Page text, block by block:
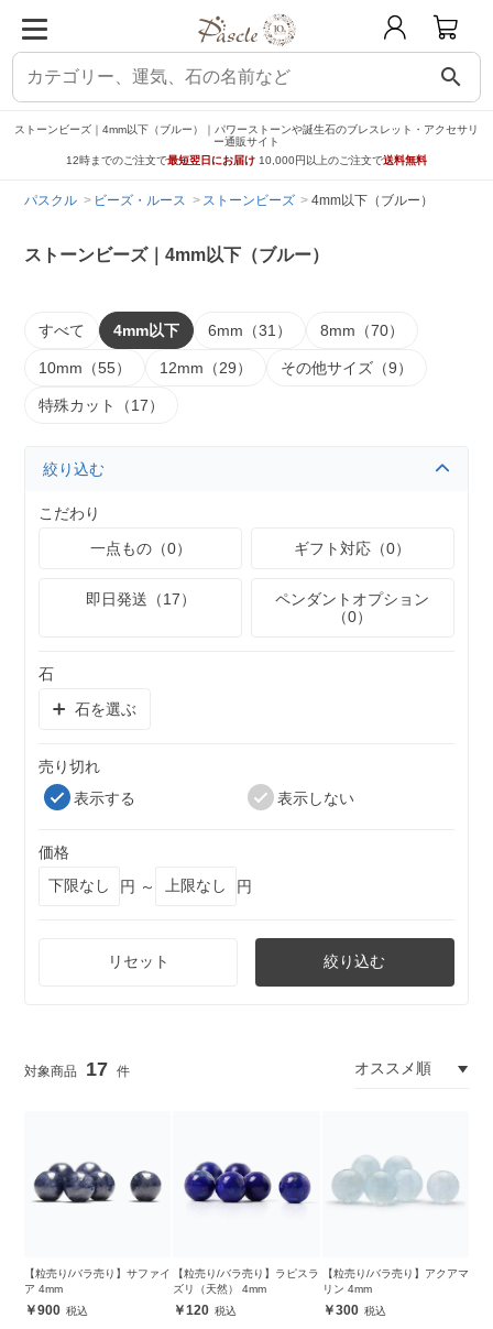
search
ストーンビーズ｜4mm以下（ブルー）｜パワーストーンや誕生石のブレスレット・アクセサリ
ー通販サイト
12時までのご注文で最短翌日にお届け 10,000円以上のご注文で送料無料
パスクル ビーズ・ルース ストーンビーズ 4mm以下（ブルー）
ストーンビーズ｜4mm以下（ブルー）
すべて 4mm以下 6mm（31） 8mm（70）
10mm（55） 12mm（29） その他サイズ（9）
特殊カット（17）
絞り込む
こだわり
一点もの（0）
ギフト対応（0）
即日発送（17）
ペンダントオプション
（0）
石
石を選ぶ
売り切れ
表示する
表示しない
価格
円 ～
円
リセット 絞り込む
17
【粒売り/バラ売り】サファイ
ア 4mm
900
【粒売り/バラ売り】ラピスラ
ズリ（天然） 4mm
120
【粒売り/バラ売り】アクアマ
リン 4mm
300